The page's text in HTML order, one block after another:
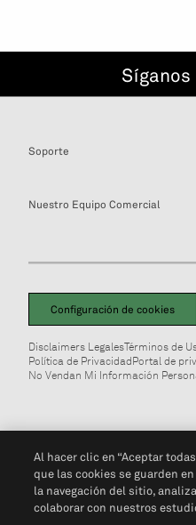
Síganos
Soporte
Nuestro Equipo Comercial
Configuración de cookies
Disclaimers LegalesTérminos de
Política de PrivacidadPortal de
No Vendan Mi Información
Al hacer clic en “Aceptar
que las cookies se guarden
la navegación del sitio,
colaborar con nuestros